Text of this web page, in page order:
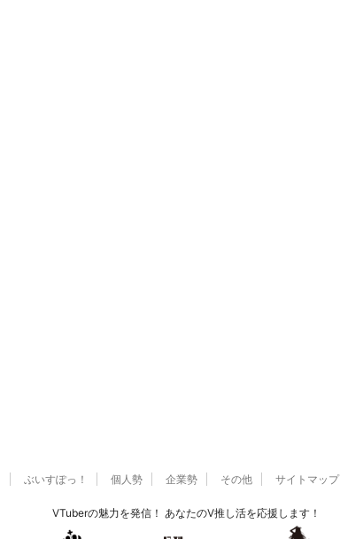
ぶいすぽっ！ 個人勢 企業勢 その他 サイトマップ
VTuberの魅力を発信！ あなたのV推し活を応援します！